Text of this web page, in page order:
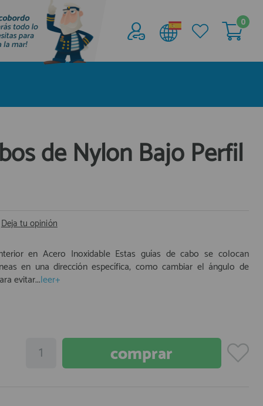
Acceder al
Área profesionales
la Náutica
0
de Nylon Bajo Perfil
Deja tu opinión
en Acero Inoxidable Estas guías de cabo se colocan
en una dirección específica, como cambiar el ángulo de
evitar...leer+